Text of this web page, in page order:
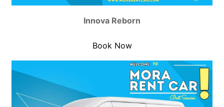
Innova Reborn
Book Now